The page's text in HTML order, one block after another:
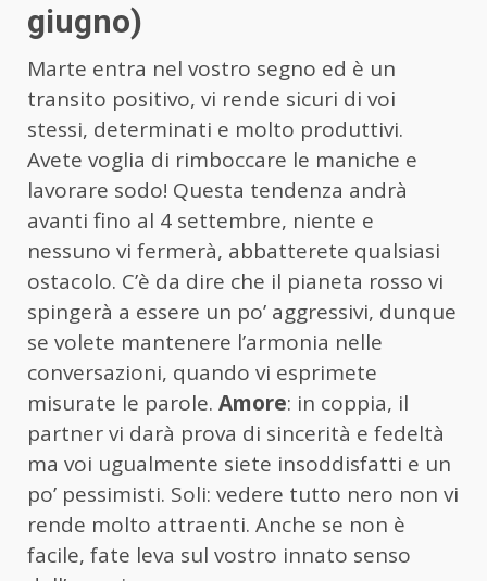
giugno)
Marte entra nel vostro segno ed è un
transito positivo, vi rende sicuri di voi
stessi, determinati e molto produttivi.
Avete voglia di rimboccare le maniche e
lavorare sodo! Questa tendenza andrà
avanti fino al 4 settembre, niente e
nessuno vi fermerà, abbatterete qualsiasi
ostacolo. C’è da dire che il pianeta rosso vi
spingerà a essere un po’ aggressivi, dunque
se volete mantenere l’armonia nelle
conversazioni, quando vi esprimete
misurate le parole. Amore: in coppia, il
partner vi darà prova di sincerità e fedeltà
ma voi ugualmente siete insoddisfatti e un
po’ pessimisti. Soli: vedere tutto nero non vi
rende molto attraenti. Anche se non è
facile, fate leva sul vostro innato senso